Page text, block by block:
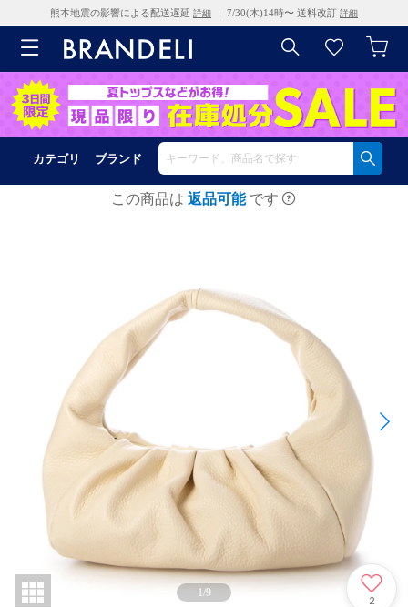
熊本地震の影響による配送遅延 詳細 ｜ 7/30(木)14時〜 送料改訂 詳細
カテゴリ ブランド
この商品は 返品可能 です
1/9
2